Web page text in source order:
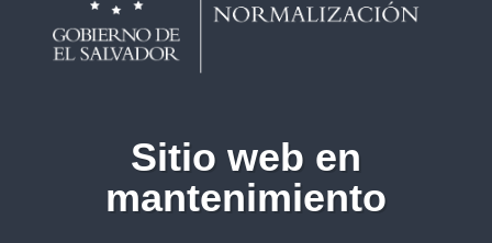
Sitio web en
mantenimiento